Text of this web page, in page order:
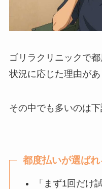
ゴリラクリニックで
状況に応じた理由があ
その中でも多いのは下
都度払いが選ばれ
「まず1回だけ